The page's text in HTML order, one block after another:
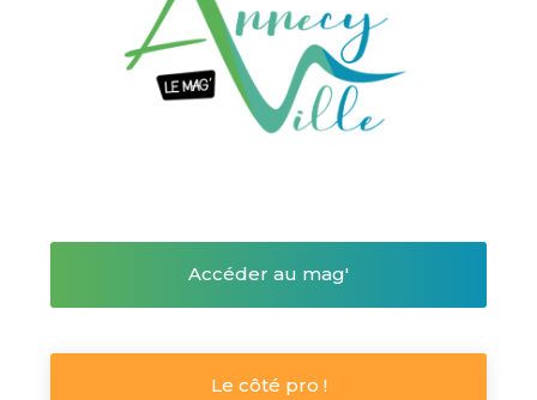
Accéder au mag'
Le côté pro !